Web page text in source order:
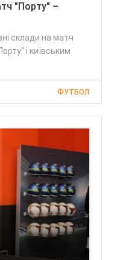
"Порту" –
склади на матч
і київським
ФУТБОЛ